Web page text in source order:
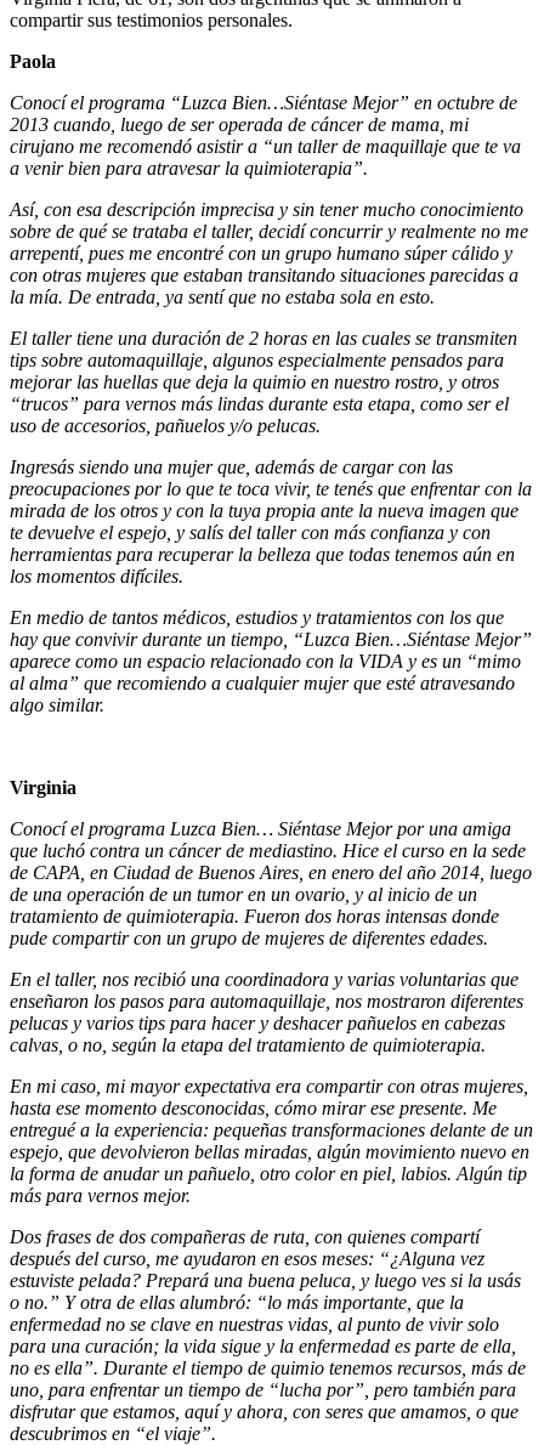
compartir sus testimonios personales.
Paola
Conocí el programa “Luzca Bien…Siéntase Mejor” en octubre de
2013 cuando, luego de ser operada de cáncer de mama, mi
cirujano me recomendó asistir a “un taller de maquillaje que te va
a venir bien para atravesar la quimioterapia”.
Así, con esa descripción imprecisa y sin tener mucho conocimiento
sobre de qué se trataba el taller, decidí concurrir y realmente no me
arrepentí, pues me encontré con un grupo humano súper cálido y
con otras mujeres que estaban transitando situaciones parecidas a
la mía. De entrada, ya sentí que no estaba sola en esto.
El taller tiene una duración de 2 horas en las cuales se transmiten
tips sobre automaquillaje, algunos especialmente pensados para
mejorar las huellas que deja la quimio en nuestro rostro, y otros
“trucos” para vernos más lindas durante esta etapa, como ser el
uso de accesorios, pañuelos y/o pelucas.
Ingresás siendo una mujer que, además de cargar con las
preocupaciones por lo que te toca vivir, te tenés que enfrentar con la
mirada de los otros y con la tuya propia ante la nueva imagen que
te devuelve el espejo, y salís del taller con más confianza y con
herramientas para recuperar la belleza que todas tenemos aún en
los momentos difíciles.
En medio de tantos médicos, estudios y tratamientos con los que
hay que convivir durante un tiempo, “Luzca Bien…Siéntase Mejor”
aparece como un espacio relacionado con la VIDA y es un “mimo
al alma” que recomiendo a cualquier mujer que esté atravesando
algo similar.
Virginia
Conocí el programa Luzca Bien… Siéntase Mejor por una amiga
que luchó contra un cáncer de mediastino. Hice el curso en la sede
de CAPA, en Ciudad de Buenos Aires, en enero del año 2014, luego
de una operación de un tumor en un ovario, y al inicio de un
tratamiento de quimioterapia. Fueron dos horas intensas donde
pude compartir con un grupo de mujeres de diferentes edades.
En el taller, nos recibió una coordinadora y varias voluntarias que
enseñaron los pasos para automaquillaje, nos mostraron diferentes
pelucas y varios tips para hacer y deshacer pañuelos en cabezas
calvas, o no, según la etapa del tratamiento de quimioterapia.
En mi caso, mi mayor expectativa era compartir con otras mujeres,
hasta ese momento desconocidas, cómo mirar ese presente. Me
entregué a la experiencia: pequeñas transformaciones delante de un
espejo, que devolvieron bellas miradas, algún movimiento nuevo en
la forma de anudar un pañuelo, otro color en piel, labios. Algún tip
más para vernos mejor.
Dos frases de dos compañeras de ruta, con quienes compartí
después del curso, me ayudaron en esos meses: “¿Alguna vez
estuviste pelada? Prepará una buena peluca, y luego ves si la usás
o no.” Y otra de ellas alumbró: “lo más importante, que la
enfermedad no se clave en nuestras vidas, al punto de vivir solo
para una curación; la vida sigue y la enfermedad es parte de ella,
no es ella”. Durante el tiempo de quimio tenemos recursos, más de
uno, para enfrentar un tiempo de “lucha por”, pero también para
disfrutar que estamos, aquí y ahora, con seres que amamos, o que
descubrimos en “el viaje”.